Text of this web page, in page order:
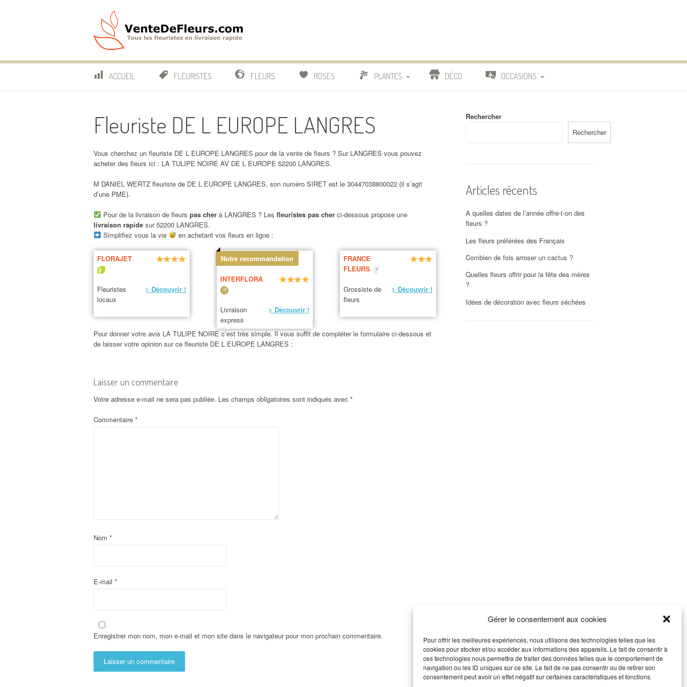
Gérer le consentement aux cookies
Pour offrir les meilleures expériences, nous utilisons des technologies telles que les
cookies pour stocker et/ou accéder aux informations des appareils. Le fait de consentir à
ces technologies nous permettra de traiter des données telles que le comportement de
navigation ou les ID uniques sur ce site. Le fait de ne pas consentir ou de retirer son
consentement peut avoir un effet négatif sur certaines caractéristiques et fonctions.
VenteDeFleurs.com
ACCUEIL FLEURISTES FLEURS ROSES PLANTES
CACTUS
BONSAI
DÉCO OCCASIONS
Fleuriste DE L EUROPE LANGRES
Vous cherchez un fleuriste DE L EUROPE LANGRES pour de la vente de fleurs ? Sur LANGRES vous pouvez
acheter des fleurs ici : LA TULIPE NOIRE AV DE L EUROPE 52200 LANGRES.
M DANIEL WERTZ fleuriste de DE L EUROPE LANGRES, son numéro SIRET est le 30447038800022 (il s’agit
d’une PME).
Pour de la livraison de fleurs pas cherà LANGRES ? Les fleuristes pas cher ci-dessous propose une
livraison rapide sur 52200 LANGRES.
Simplifiez vous la vie
en achetant vos fleurs en ligne :
FLORAJET
Fleuristes
locaux
> Découvrir !
Notre recommandation
INTERFLORA
Livraison
express
> Découvrir !
FRANCE
FLEURS
Grossiste de
fleurs
> Découvrir !
Pour donner votre avis LA TULIPE NOIRE c’est très simple. Il vous suffit de compléter le formulaire ci-dessous et
de laisser votre opinion sur ce fleuriste DE L EUROPE LANGRES :
Laisser un commentaire
Votre adresse e-mail ne sera pas publiée. Les champs obligatoires sont indiqués avec *
Commentaire *
Nom *
E-mail *
Enregistrer mon nom, mon e-mail et mon site dans le navigateur pour mon prochain commentaire.
Rechercher
Rechercher
Articles récents
A quelles dates de l’année offre-t-on des
fleurs ?
Les fleurs préférées des Français
Combien de fois arroser un cactus ?
Quelles fleurs offrir pour la fête des mères
?
Idées de décoration avec fleurs séchées